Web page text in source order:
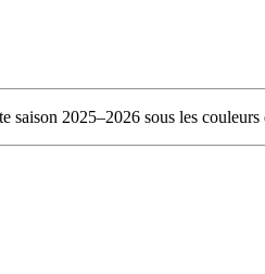
saison 2025–2026 sous les